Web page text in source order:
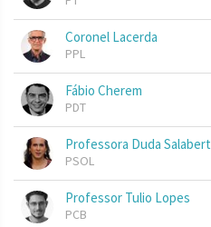
Coronel Lacerda
PPL
Fábio Cherem
PDT
Professora Duda Salabert
PSOL
Professor Tulio Lopes
PCB